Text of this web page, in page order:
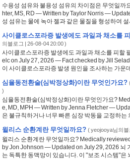
수용성 섬유와 불용성 섬유의 차이점은 무엇일까
hter, MS, RD — Written by Taylor Norris —
성 섬유는 물에 녹아 젤과 같은 물질을 형성하여 설
사이클로스포라증 발생에도 과일과 채소를
의블로그 | 26-08-04 20:00 )
사이클로스포라증 발생에도 과일과 채소를 피할
elc on July 27, 2026 — Fact checked by Jill
이 사이클로스포라증 발생 원인을 조사하는 가운
심율동전환술(심박정상화)이란 무엇인가요?
)
심율동전환술(심박정상화)이란 무엇인가요?
e, MD, MPH — Written by Jenna Fletcher —
은 불규칙하거나 너무 빠른 심장 박동을 교정하는
윌리스 순환계란 무엇일까요? (yeojooya님의블
윌리스 순환계란 무엇일까요? Medically
by Jon Johnson — Updated on July 29, 2026 뇌
는 독특한 동맥망이 있습니다. 이 "보조 시스템"은